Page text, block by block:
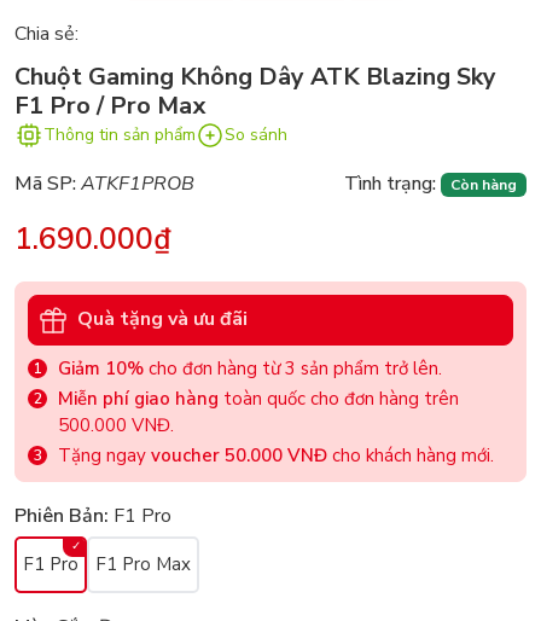
Chia sẻ:
Chuột Gaming Không Dây ATK Blazing Sky
F1 Pro / Pro Max
Thông tin sản phẩm So sánh
Mã SP:ATKF1PROB Tình trạng: Còn hàng
1.690.000₫
Quà tặng và ưu đãi
Giảm 10% cho đơn hàng từ 3 sản phẩm trở lên.
Miễn phí giao hàng toàn quốc cho đơn hàng trên
500.000 VNĐ.
Tặng ngay voucher 50.000 VNĐ cho khách hàng mới.
Phiên Bản: F1 Pro
F1 Pro F1 Pro Max